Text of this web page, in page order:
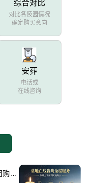
综合对比
对比各陵园情况
确定购买意向
安葬
电话或
在线咨询
长城华人怀思堂壁葬碑位全年价格表 团购享专属折扣福利详解